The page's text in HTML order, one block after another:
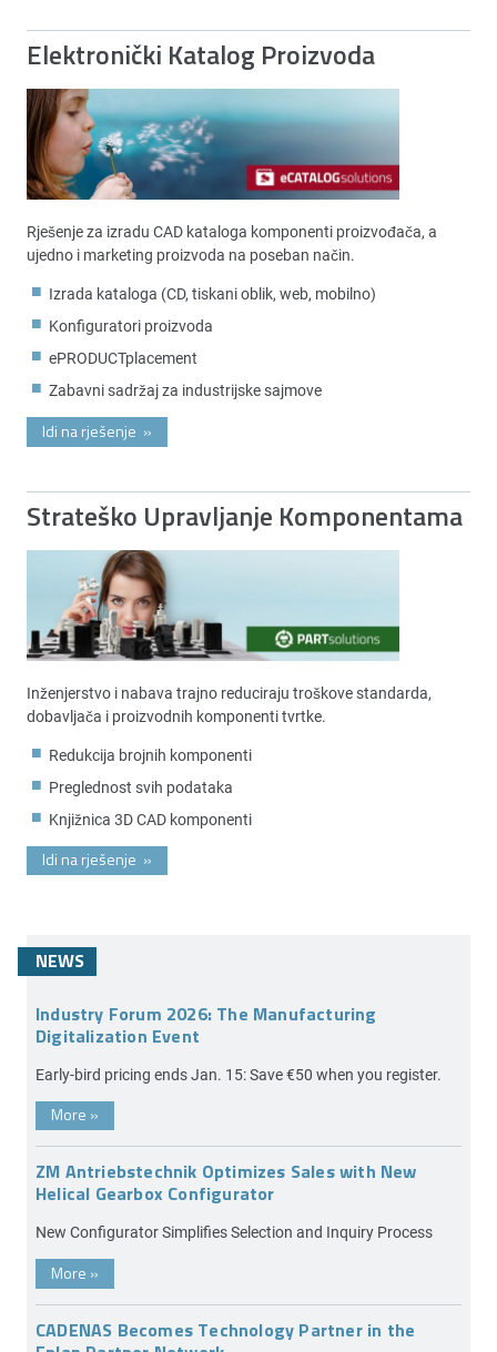
Elektronički Katalog Proizvoda
Rješenje za izradu CAD kataloga komponenti proizvođača, a
ujedno i marketing proizvoda na poseban način.
Izrada kataloga (CD, tiskani oblik, web, mobilno)
Konfiguratori proizvoda
ePRODUCTplacement
Zabavni sadržaj za industrijske sajmove
Idi na rješenje »
Strateško Upravljanje Komponentama
Inženjerstvo i nabava trajno reduciraju troškove standarda,
dobavljača i proizvodnih komponenti tvrtke.
Redukcija brojnih komponenti
Preglednost svih podataka
Knjižnica 3D CAD komponenti
Idi na rješenje »
NEWS
Industry Forum 2026: The Manufacturing
Digitalization Event
Early-bird pricing ends Jan. 15: Save €50 when you register.
More »
ZM Antriebstechnik Optimizes Sales with New
Helical Gearbox Configurator
New Configurator Simplifies Selection and Inquiry Process
More »
CADENAS Becomes Technology Partner in the